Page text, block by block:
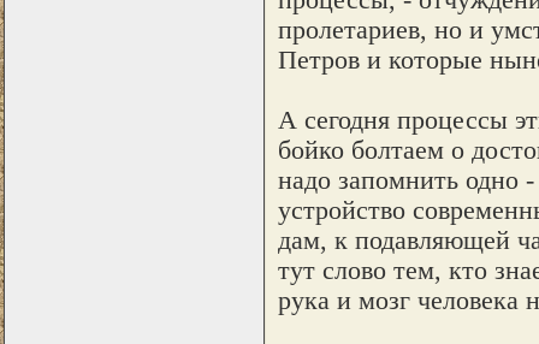
пролетариев, но и
Петров и которые
А сегодня процессы
бойко болтаем о
надо запомнить одно
устройство
дам, к подавляющей
тут слово тем, кто
рука и мозг человека